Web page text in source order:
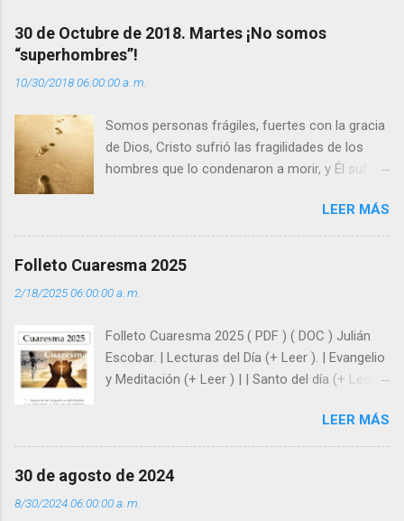
r
i
o
s
30 de Octubre de 2018. Martes ¡No somos
“superhombres”!
10/30/2018 06:00:00 a. m.
Somos personas frágiles, fuertes con la gracia
de Dios, Cristo sufrió las fragilidades de los
hombres que lo condenaron a morir, y Él sufrió
enseña Jesucristo? Que, si seguimos sus
huellas, sin ser superhombres, podemos
siempre está pendiente de nosotros. Amar es
y protegidos por nosotros. “ Señor, soy un
árbol sin frutos, pero tú me das la savia para
que al menos mis ramas y hojas den sombra
super hombre? - ¿Superas tu fragilidad con la
gracia de Dios? Julián Escobar. | Lecturas del
Día (+ Leer ). | Evangelio y Meditación (+ Leer ) |
LEER MÁS
Folleto Cuaresma 2025
2/18/2025 06:00:00 a. m.
Folleto Cuaresma 2025 ( PDF ) ( DOC ) Julián
Escobar. | Lecturas del Día (+ Leer ). | Evangelio
y Meditación (+ Leer ) | | Santo del día (+ Leer )
LEER MÁS
30 de agosto de 2024
8/30/2024 06:00:00 a. m.